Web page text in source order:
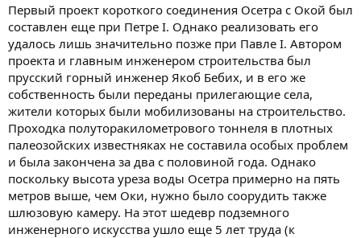
Первый проект короткого соединения Осетра с Окой был
составлен еще при Петре I. Однако реализовать его
удалось лишь значительно позже при Павле I. Автором
проекта и главным инженером строительства был
прусский горный инженер Якоб Бебих, и в его же
собственность были переданы прилегающие села,
жители которых были мобилизованы на строительство.
Проходка полуторакилометрового тоннеля в плотных
палеозойских известняках не составила особых проблем
и была закончена за два с половиной года. Однако
поскольку высота уреза воды Осетра примерно на пять
метров выше, чем Оки, нужно было соорудить также
шлюзовую камеру. На этот шедевр подземного
инженерного искусства ушло еще 5 лет труда (к